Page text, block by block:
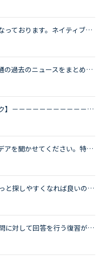
講師のレベルについてとても気になっております。ネイティブキャンプをはじめて3年です。文法と発音の基礎から始めてきたおかげで、段々と言いたいことを表現でき、先生の話していることもほぼ理解できるようにな...
デイリーニュースではなくて、普通の過去のニュースをまとめた方のニュースの受講について、受講経験のある方教えてください。昨日初めてニュース中級を3つ受けました。スクリプトを見ずに、最初にオーディオを聞...
【デイリーニュース学習用トピック】－－－－－－－－－－－－－－－－－－－－－デイリーニュースの学習の効果を上げるために、記事について意見を交換したり、記事の中の単語や文法についての発見や質問を投稿...
教材の検索の仕方について、アイデアを聞かせてください。特定の文法について勉強したいときに、教材を検索しにくいなぁ〜と思うのですが、どのようにして皆さん探されますか？例えば、受動態についてとか、分詞...
自分と相性の良い先生たちを、もっと探しやすくなれば良いのにな、と感じています。・先生の得意な教材、もしくはお気に入りの教材を3つくらい太文字で表示してほしい。「このテキスト、はじめて」と言う先生との...
カランメソッドの復習サイトで質問に対して回答を行う復習があります。リテンションを鍛えるために、文字を見ないで聞き取ったことに回答（＋録音）しています。この中で、単語も文法もすべてわかるのですが、文...